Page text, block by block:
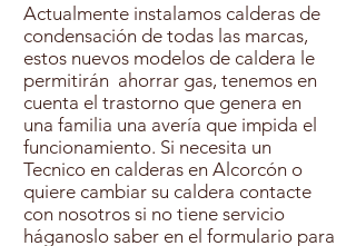
Actualmente instalamos calderas de
condensación de todas las marcas,
estos nuevos modelos de caldera le
permitirán ahorrar gas, tenemos en
cuenta el trastorno que genera en
una familia una avería que impida el
funcionamiento. Si necesita un
Tecnico en calderas en Alcorcón o
quiere cambiar su caldera contacte
con nosotros si no tiene servicio
háganoslo saber en el formulario para